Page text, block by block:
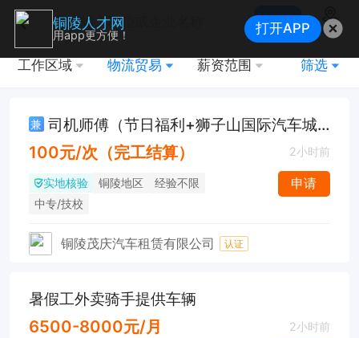
搜索
地图
工作区域 物流贸易 薪资范围 筛选
兼 司机师傅（节日福利+狮子山国际汽车城附近）
100元/次（完工结算） 2小时前
实地核验 铜陵地区
经验不限
中专/技校
申请
铜陵茂庆汽车租赁有限公司 认证
暑假工外卖骑手提供车辆
6500-8000元/月 2小时前
铜陵人才网
用app更方便！ 打开APP